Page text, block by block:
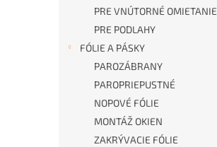
PRE VNÚTORNÉ OMIETANIE
PRE PODLAHY
FÓLIE A PÁSKY
PAROZÁBRANY
PAROPRIEPUSTNÉ
NOPOVÉ FÓLIE
MONTÁŽ OKIEN
ZAKRÝVACIE FÓLIE